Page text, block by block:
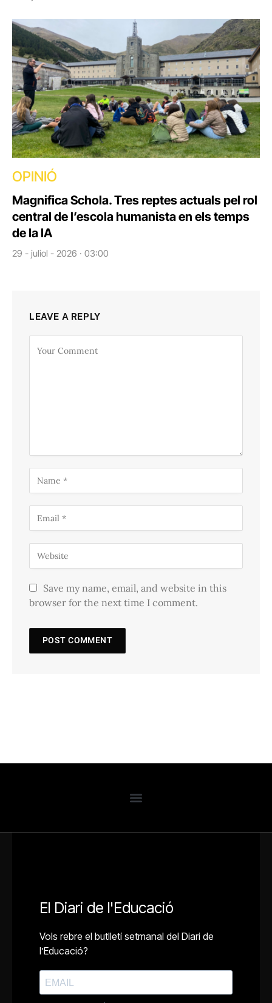
OPINIÓ
Magnifica Schola. Tres reptes actuals pel rol
central de l’escola humanista en els temps
de la IA
29 - juliol - 2026 · 03:00
LEAVE A REPLY
Save my name, email, and website in this
browser for the next time I comment.